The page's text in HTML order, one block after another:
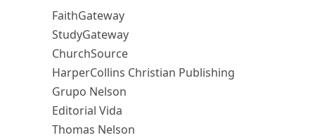
FaithGateway
StudyGateway
ChurchSource
HarperCollins Christian Publishing
Grupo Nelson
Editorial Vida
Thomas Nelson